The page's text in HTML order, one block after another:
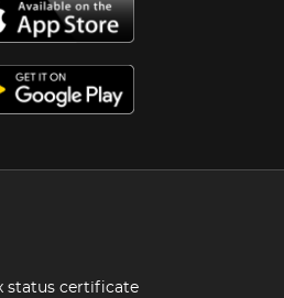
status certificate